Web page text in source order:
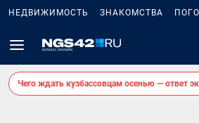
НЕДВИЖИМОСТЬ ЗНАКОМСТВА
Чего ждать кузбассовцам осенью — ответ